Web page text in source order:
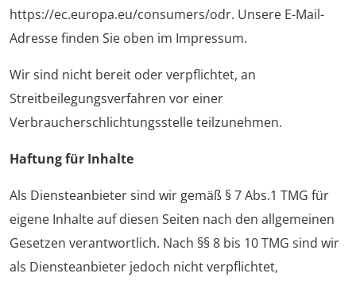
https://ec.europa.eu/consumers/odr. Unsere E-Mail-
Adresse finden Sie oben im Impressum.
Wir sind nicht bereit oder verpflichtet, an
Streitbeilegungsverfahren vor einer
Verbraucherschlichtungsstelle teilzunehmen.
Haftung für Inhalte
Als Diensteanbieter sind wir gemäß § 7 Abs.1 TMG für
eigene Inhalte auf diesen Seiten nach den allgemeinen
Gesetzen verantwortlich. Nach §§ 8 bis 10 TMG sind wir
als Diensteanbieter jedoch nicht verpflichtet,